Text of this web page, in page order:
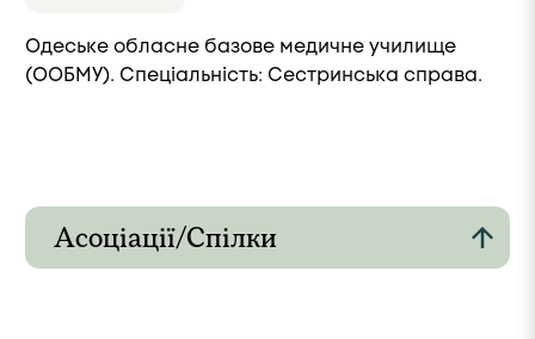
Одеське обласне базове медичне училище
(ООБМУ). Спеціальність: Сестринська справа.
Асоціації/Спілки